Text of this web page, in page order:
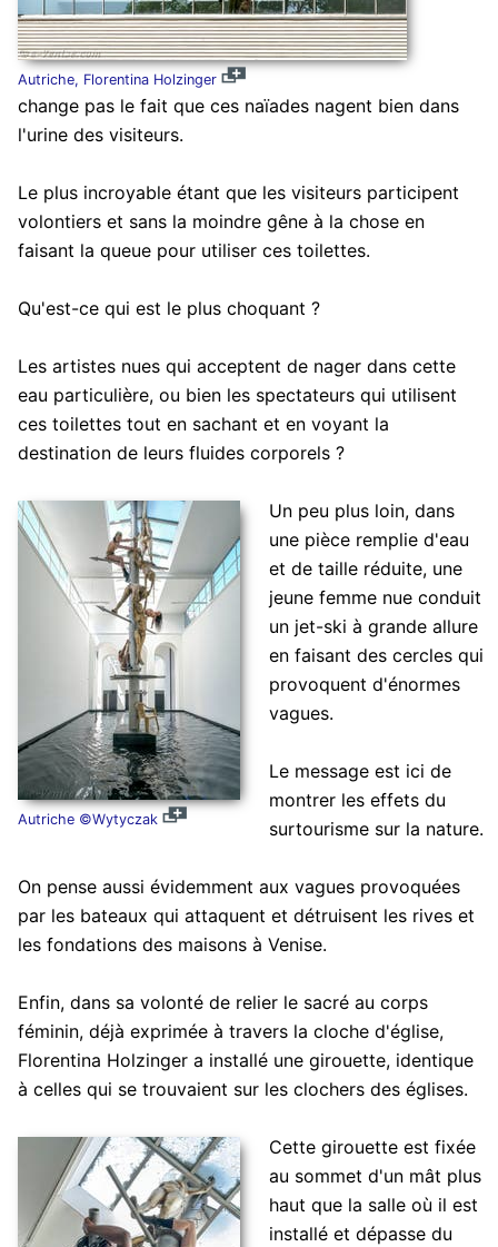
Autriche, Florentina Holzinger
change pas le fait que ces naïades nagent bien dans
l'urine des visiteurs.
Le plus incroyable étant que les visiteurs participent
volontiers et sans la moindre gêne à la chose en
faisant la queue pour utiliser ces toilettes.
Qu'est-ce qui est le plus choquant ?
Les artistes nues qui acceptent de nager dans cette
eau particulière, ou bien les spectateurs qui utilisent
ces toilettes tout en sachant et en voyant la
destination de leurs fluides corporels ?
Autriche ©Wytyczak
Un peu plus loin, dans
une pièce remplie d'eau
et de taille réduite, une
jeune femme nue conduit
un jet-ski à grande allure
en faisant des cercles qui
provoquent d'énormes
vagues.
Le message est ici de
montrer les effets du
surtourisme sur la nature.
On pense aussi évidemment aux vagues provoquées
par les bateaux qui attaquent et détruisent les rives et
les fondations des maisons à Venise.
Enfin, dans sa volonté de relier le sacré au corps
féminin, déjà exprimée à travers la cloche d'église,
Florentina Holzinger a installé une girouette, identique
à celles qui se trouvaient sur les clochers des églises.
Cette girouette est fixée
au sommet d'un mât plus
haut que la salle où il est
installé et dépasse du